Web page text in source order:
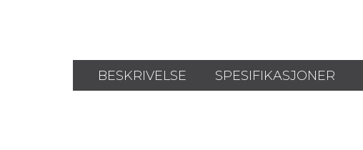
BESKRIVELSE SPESIFIKASJONER